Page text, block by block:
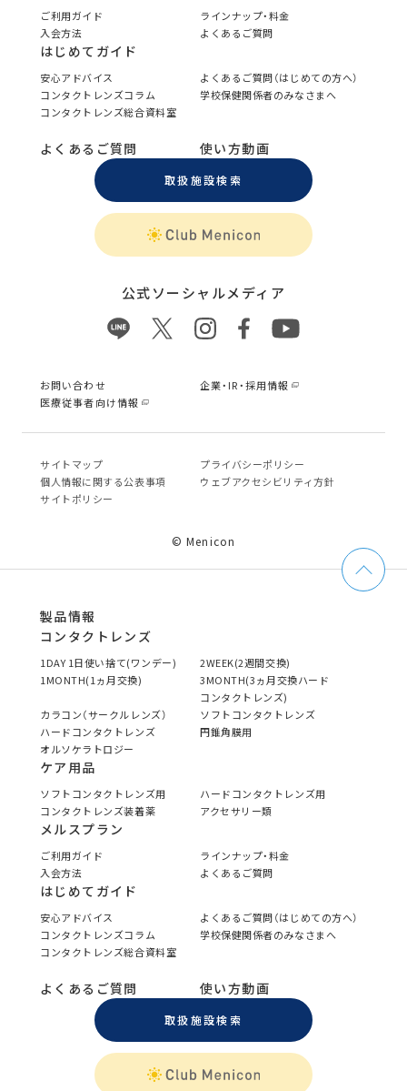
ご利用ガイド
ラインナップ・料金
入会方法
よくあるご質問
はじめてガイド
安心アドバイス
よくあるご質問（はじめての方へ）
コンタクトレンズコラム
学校保健関係者のみなさまへ
コンタクトレンズ総合資料室
よくあるご質問 使い方動画
取扱施設検索
公式ソーシャルメディア
お問い合わせ
企業・IR・採用情報
医療従事者向け情報
サイトマップ
プライバシーポリシー
個⼈情報に関する公表事項
ウェブアクセシビリティ方針
サイトポリシー
© Menicon
製品情報
コンタクトレンズ
1DAY 1日使い捨て(ワンデー)
2WEEK(2週間交換)
1MONTH(1ヵ月交換)
3MONTH(3ヵ月交換ハード
コンタクトレンズ)
カラコン（サークルレンズ）
ソフトコンタクトレンズ
ハードコンタクトレンズ
円錐角膜用
オルソケラトロジー
ケア用品
ソフトコンタクトレンズ用
ハードコンタクトレンズ用
コンタクトレンズ装着薬
アクセサリー類
メルスプラン
ご利用ガイド
ラインナップ・料金
入会方法
よくあるご質問
はじめてガイド
安心アドバイス
よくあるご質問（はじめての方へ）
コンタクトレンズコラム
学校保健関係者のみなさまへ
コンタクトレンズ総合資料室
よくあるご質問 使い方動画
取扱施設検索